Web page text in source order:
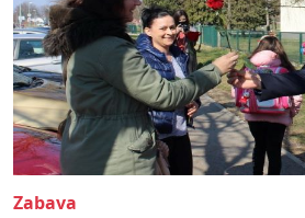
Zabava